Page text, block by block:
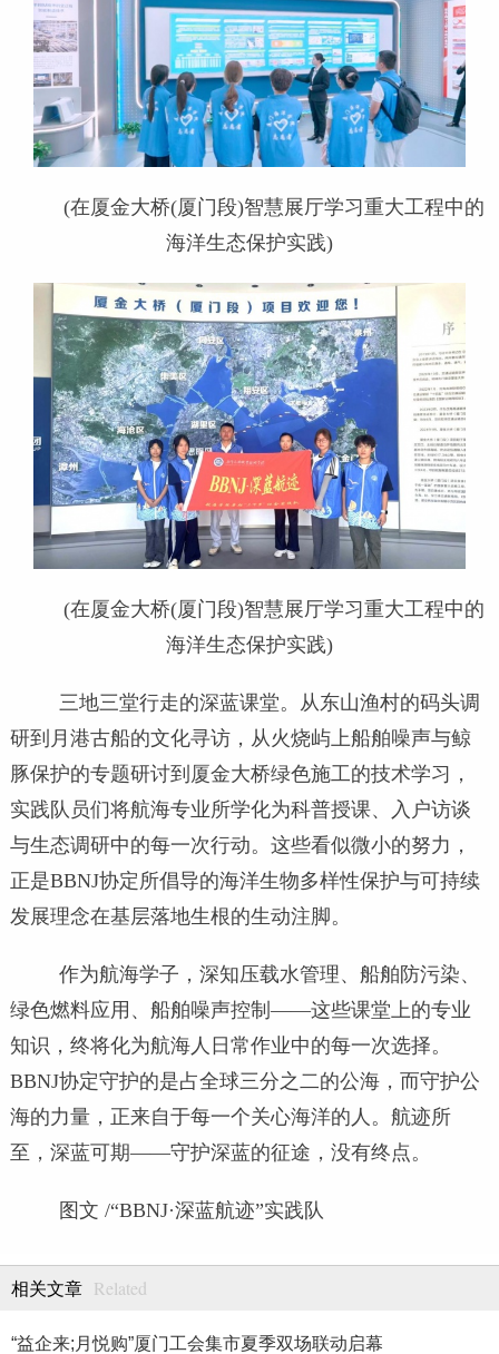
(在厦金大桥(厦门段)智慧展厅学习重大工程中的
海洋生态保护实践)
(在厦金大桥(厦门段)智慧展厅学习重大工程中的
海洋生态保护实践)
三地三堂行走的深蓝课堂。从东山渔村的码头调
研到月港古船的文化寻访，从火烧屿上船舶噪声与鲸
豚保护的专题研讨到厦金大桥绿色施工的技术学习，
实践队员们将航海专业所学化为科普授课、入户访谈
与生态调研中的每一次行动。这些看似微小的努力，
正是BBNJ协定所倡导的海洋生物多样性保护与可持续
发展理念在基层落地生根的生动注脚。
作为航海学子，深知压载水管理、船舶防污染、
绿色燃料应用、船舶噪声控制——这些课堂上的专业
知识，终将化为航海人日常作业中的每一次选择。
BBNJ协定守护的是占全球三分之二的公海，而守护公
海的力量，正来自于每一个关心海洋的人。航迹所
至，深蓝可期——守护深蓝的征途，没有终点。
图文 /“BBNJ·深蓝航迹”实践队
相关文章 Related
“益企来;月悦购”厦门工会集市夏季双场联动启幕